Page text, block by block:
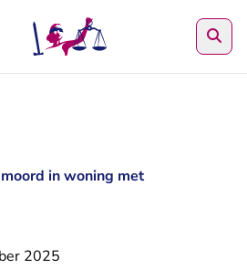
in woning met
2025